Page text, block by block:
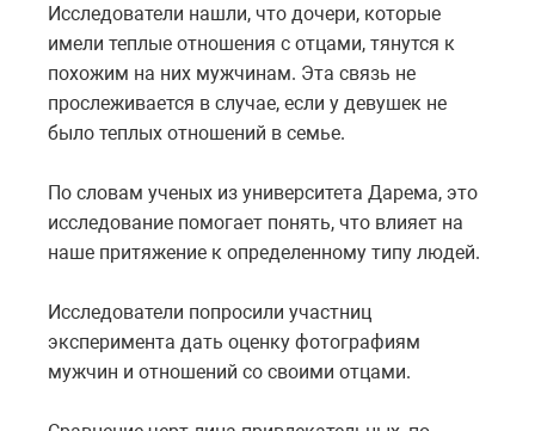
Исследователи нашли, что дочери, которые
имели теплые отношения с отцами, тянутся к
похожим на них мужчинам. Эта связь не
прослеживается в случае, если у девушек не
было теплых отношений в семье.
По словам ученых из университета Дарема, это
исследование помогает понять, что влияет на
наше притяжение к определенному типу людей.
Исследователи попросили участниц
эксперимента дать оценку фотографиям
мужчин и отношений со своими отцами.